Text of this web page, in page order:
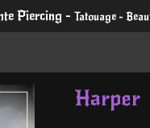
Piercing -Tatouage - Beauté du regard
Harper